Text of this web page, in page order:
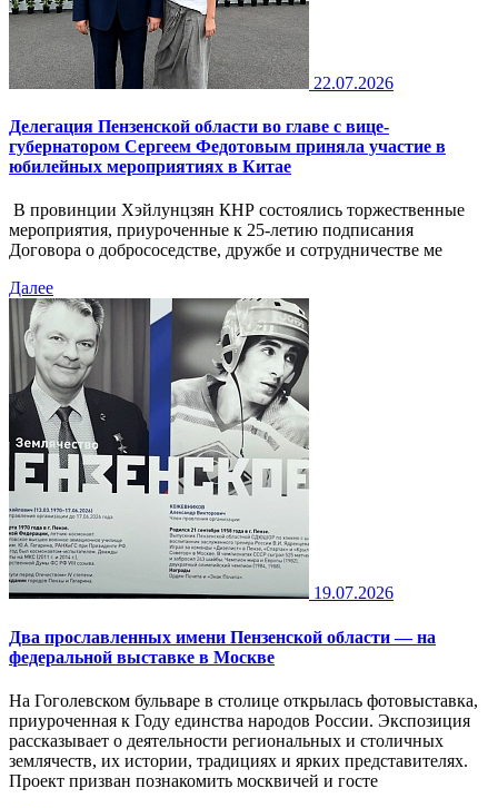
22.07.2026
Делегация Пензенской области во главе с вице-
губернатором Сергеем Федотовым приняла участие в
юбилейных мероприятиях в Китае
В провинции Хэйлунцзян КНР состоялись торжественные
мероприятия, приуроченные к 25-летию подписания
Договора о добрососедстве, дружбе и сотрудничестве ме
Далее
19.07.2026
Два прославленных имени Пензенской области — на
федеральной выставке в Москве
На Гоголевском бульваре в столице открылась фотовыставка,
приуроченная к Году единства народов России. Экспозиция
рассказывает о деятельности региональных и столичных
землячеств, их истории, традициях и ярких представителях.
Проект призван познакомить москвичей и госте